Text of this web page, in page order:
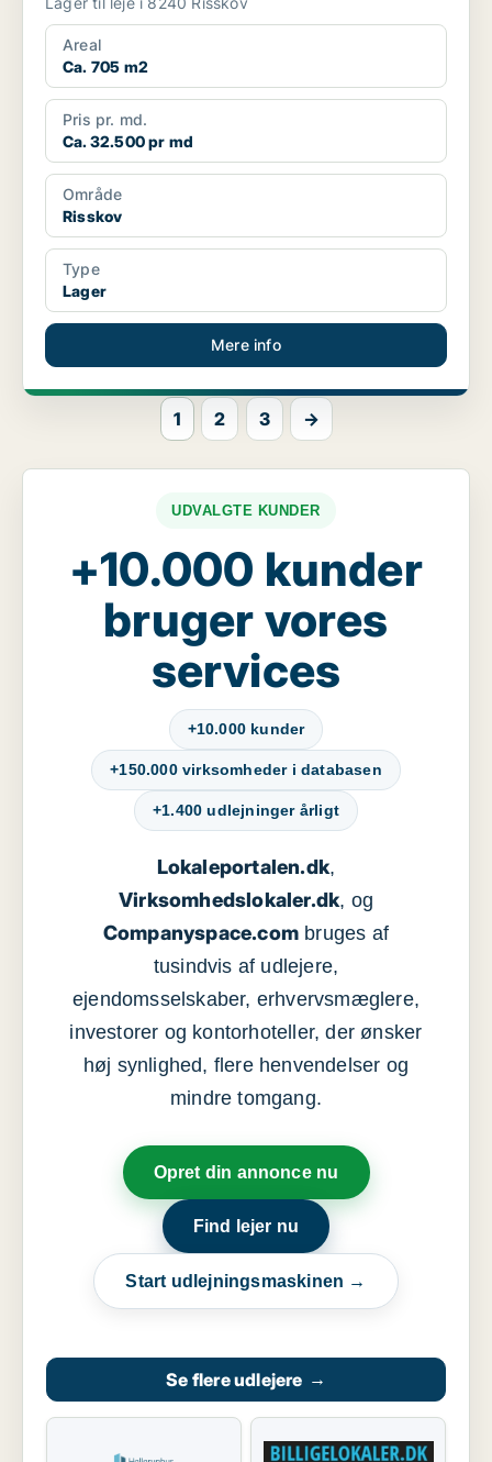
Areal
Ca. 705 m2
Pris pr. md.
Ca. 32.500 pr md
Område
Risskov
Type
Lager
Mere info
1 2 3 →
UDVALGTE KUNDER
+10.000 kunder
bruger vores
services
+10.000 kunder
+150.000 virksomheder i databasen
+1.400 udlejninger årligt
Lokaleportalen.dk,
Virksomhedslokaler.dk, og
Companyspace.com bruges af
tusindvis af udlejere,
ejendomsselskaber, erhvervsmæglere,
investorer og kontorhoteller, der ønsker
høj synlighed, flere henvendelser og
mindre tomgang.
Opret din annonce nu
Find lejer nu
Start udlejningsmaskinen →
Se flere udlejere →